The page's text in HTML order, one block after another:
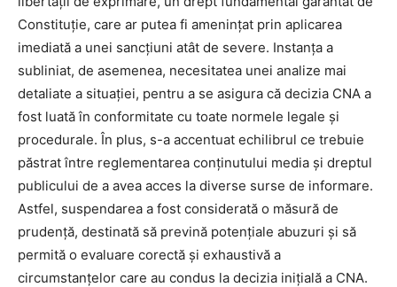
Constituție, care ar putea fi amenințat prin aplicarea
imediată a unei sancțiuni atât de severe. Instanța a
subliniat, de asemenea, necesitatea unei analize mai
detaliate a situației, pentru a se asigura că decizia CNA a
fost luată în conformitate cu toate normele legale și
procedurale. În plus, s-a accentuat echilibrul ce trebuie
păstrat între reglementarea conținutului media și dreptul
publicului de a avea acces la diverse surse de informare.
Astfel, suspendarea a fost considerată o măsură de
prudență, destinată să prevină potențiale abuzuri și să
permită o evaluare corectă și exhaustivă a
circumstanțelor care au condus la decizia inițială a CNA.